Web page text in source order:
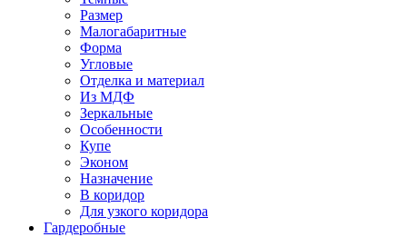
Размер
Малогабаритные
Форма
Угловые
Отделка и материал
Из МДФ
Зеркальные
Особенности
Купе
Эконом
Назначение
В коридор
Для узкого коридора
Гардеробные